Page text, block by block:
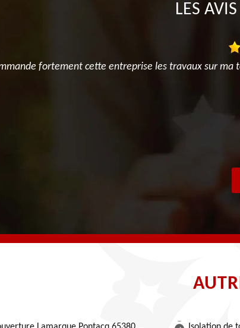
LES
fortement cette entreprise les travaux sur